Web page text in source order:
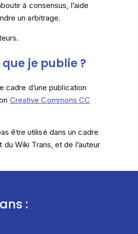
à consensus, l’aide
un arbitrage.
je publie ?
cadre d’une publication
Creative Commons CC
être utilisé dans un cadre
Wiki Trans, et de l’auteur
: